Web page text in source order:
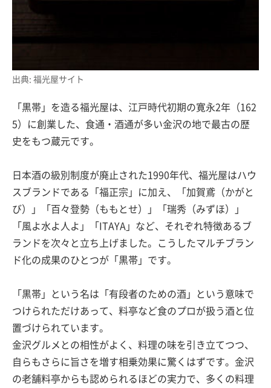
出典: 福光屋サイト
「黒帯」を造る福光屋は、江戸時代初期の寛永2年（162
5）に創業した、食通・酒通が多い金沢の地で最古の歴
史をもつ蔵元です。
日本酒の級別制度が廃止された1990年代、福光屋はハウ
スブランドである「福正宗」に加え、「加賀鳶（かがと
び）」「百々登勢（ももとせ）」「瑞秀（みずほ）」
「風よ水よ人よ」「ITAYA」など、それぞれ特徴あるブ
ランドを次々と立ち上げました。こうしたマルチブラン
ド化の成果のひとつが「黒帯」です。
「黒帯」という名は「有段者のための酒」という意味で
つけられただけあって、料亭など食のプロが扱う酒と位
置づけられています。
金沢グルメとの相性がよく、料理の味を引き立てつつ、
自らもさらに旨さを増す相乗効果に驚くはずです。金沢
の老舗料亭からも認められるほどの実力で、多くの料理